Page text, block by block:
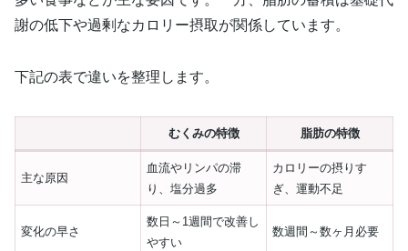
謝の低下や過剰なカロリー摂取が関係しています。
下記の表で違いを整理します。
むくみの特徴 脂肪の特徴
主な原因
血流やリンパの滞
り、塩分過多
カロリーの摂りす
ぎ、運動不足
変化の早さ
数日～1週間で改善し
やすい
数週間～数ヶ月必要